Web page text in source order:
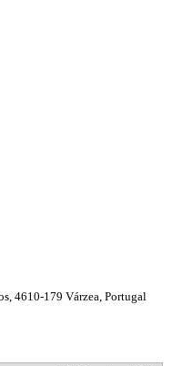
4610-179 Várzea, Portugal